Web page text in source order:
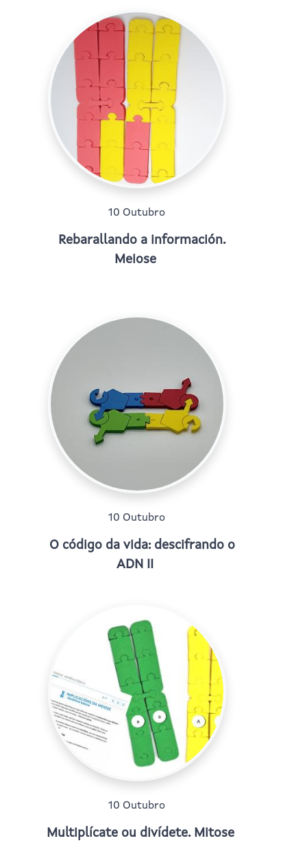
10 Outubro
Rebarallando a información.
Meiose
10 Outubro
O código da vida: descifrando o
ADN II
10 Outubro
Multiplícate ou divídete. Mitose